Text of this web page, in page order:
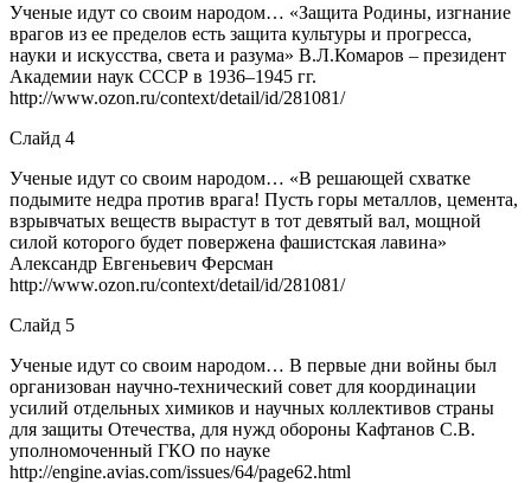
Ученые идут со своим народом… «Защита Родины, изгнание
врагов из ее пределов есть защита культуры и прогресса,
науки и искусства, света и разума» В.Л.Комаров – президент
Академии наук СССР в 1936–1945 гг.
http://www.ozon.ru/context/detail/id/281081/
Слайд 4
Ученые идут со своим народом… «В решающей схватке
подымите недра против врага! Пусть горы металлов, цемента,
взрывчатых веществ вырастут в тот девятый вал, мощной
силой которого будет повержена фашистская лавина»
Александр Евгеньевич Ферсман
http://www.ozon.ru/context/detail/id/281081/
Слайд 5
Ученые идут со своим народом… В первые дни войны был
организован научно-технический совет для координации
усилий отдельных химиков и научных коллективов страны
для защиты Отечества, для нужд обороны Кафтанов С.В.
уполномоченный ГКО по науке
http://engine.avias.com/issues/64/page62.html